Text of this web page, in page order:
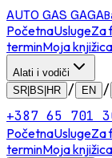
AUTO GAS GAGA
PočetnaUslugeZa
terminMoja knjižica
Alati i vodiči
SR|BS|HR
/ EN /
+387 65 701
PočetnaUslugeZa
terminMoja knjižica